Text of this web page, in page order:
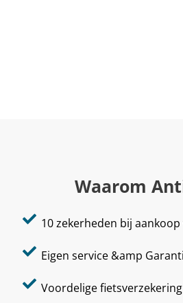
Waarom
10 zekerheden bij
Eigen service &amp
Voordelige